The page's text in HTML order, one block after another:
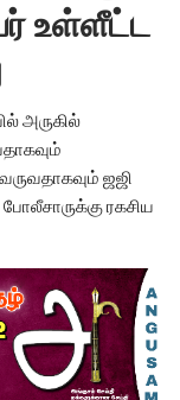
உள்ளீட்ட
அருகில்
ஜஜி
ரகசிய